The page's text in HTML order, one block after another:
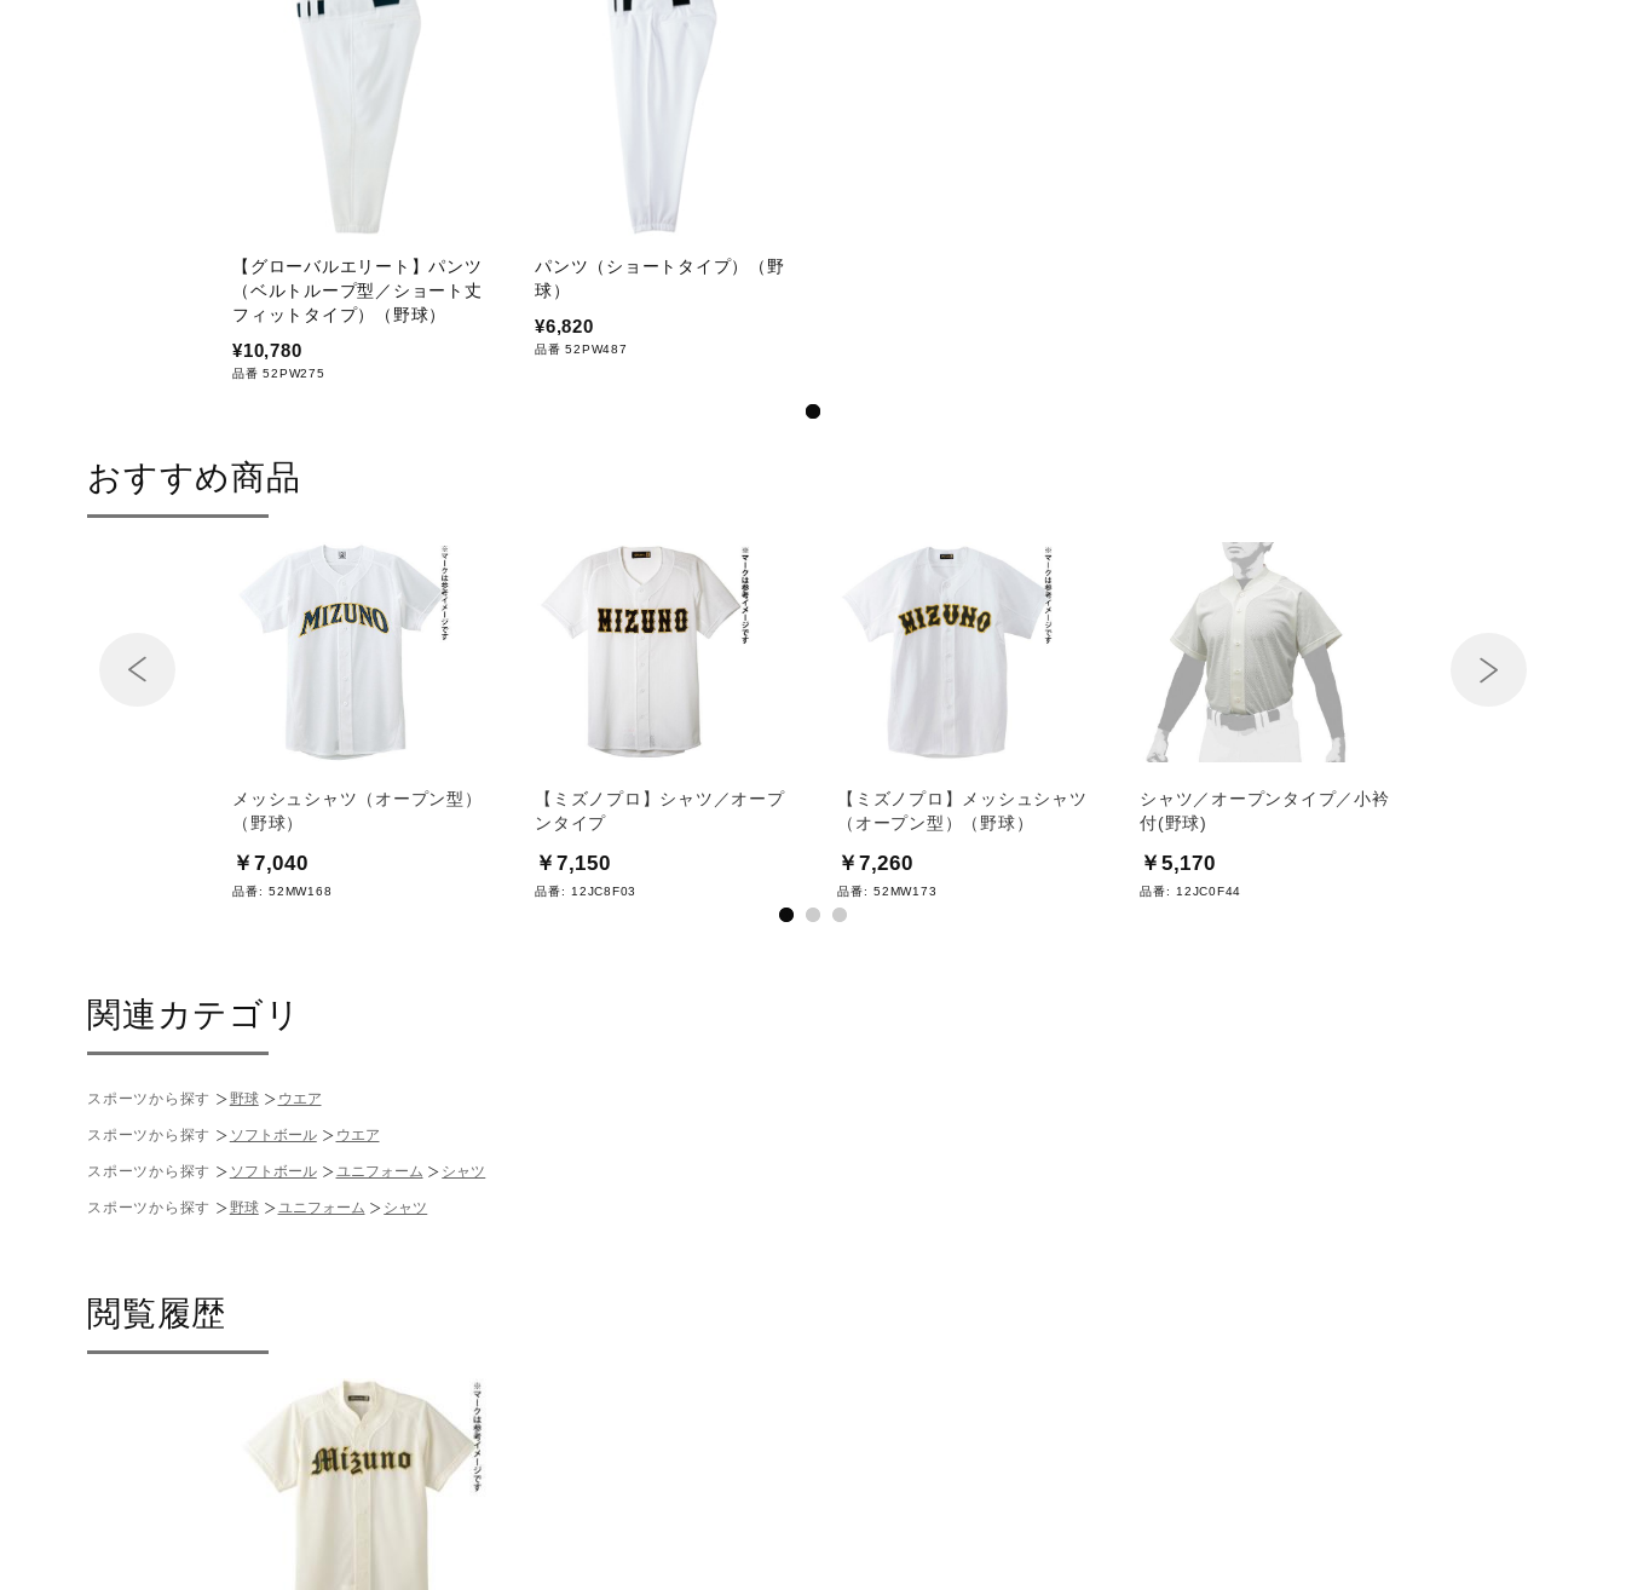
【グローバルエリート】パンツ
（ベルトループ型／ショート丈
フィットタイプ）（野球）
¥10,780
品番 52PW275
パンツ（ショートタイプ）（野
球）
¥6,820
品番 52PW487
おすすめ商品
メッシュシャツ（オープン型）
（野球）
￥7,040
品番: 52MW168
【ミズノプロ】シャツ／オープ
ンタイプ
￥7,150
品番: 12JC8F03
【ミズノプロ】メッシュシャツ
（オープン型）（野球）
￥7,260
品番: 52MW173
シャツ／オープンタイプ／小衿
付(野球)
￥5,170
品番: 12JC0F44
関連カテゴリ
スポーツから探す 野球 ウエア
スポーツから探す ソフトボール ウエア
スポーツから探す ソフトボール ユニフォーム シャツ
スポーツから探す 野球 ユニフォーム シャツ
閲覧履歴